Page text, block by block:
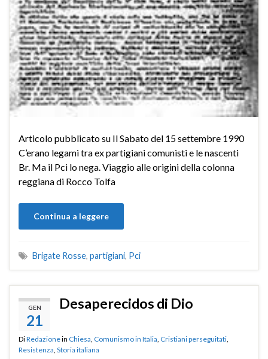
Articolo pubblicato su Il Sabato del 15 settembre 1990
C’erano legami tra ex partigiani comunisti e le nascenti
Br. Ma il Pci lo nega. Viaggio alle origini della colonna
reggiana di Rocco Tolfa
Continua a leggere
Brigate Rosse, partigiani, Pci
GEN
21
Desaperecidos di Dio
DiRedazionein Chiesa, Comunismo in Italia, Cristiani perseguitati,
Resistenza, Storia italiana